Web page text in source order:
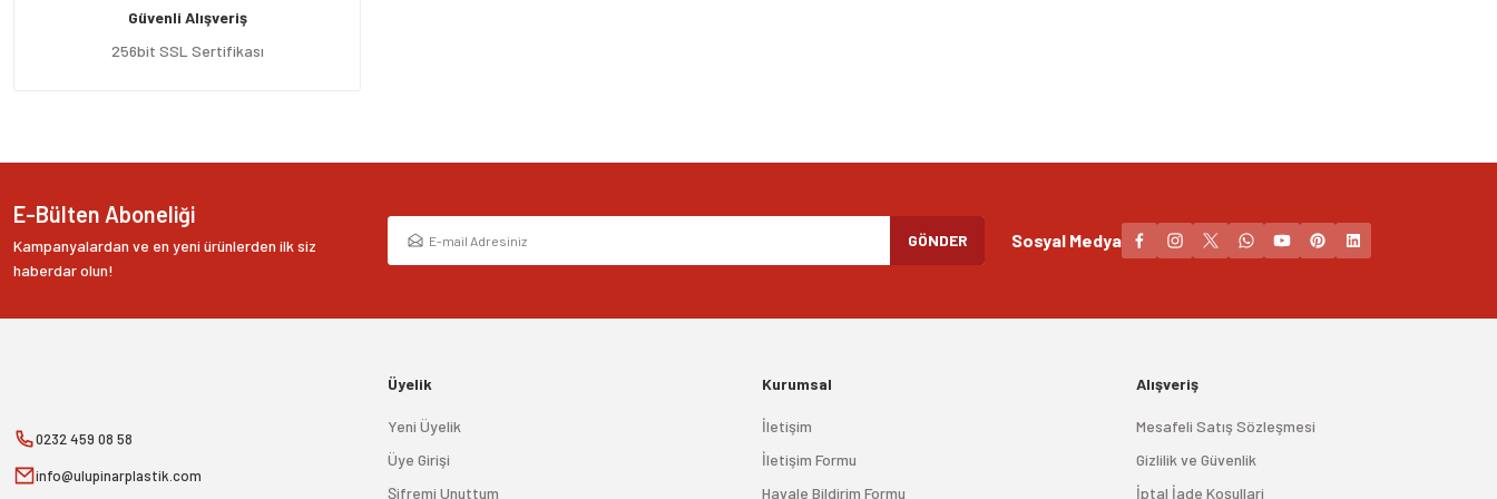
Ürün bilgilerinde hatalar bulunuyor.
Ürün fiyatı diğer sitelerden daha pahalı.
Güvenli Alışveriş
256bit SSL Sertifikası
E-Bülten Aboneliği
Kampanyalardan ve en yeni ürünlerden ilk siz
haberdar olun!
GÖNDER Sosyal Medya
0232 459 08 58
info@ulupinarplastik.com
Üyelik
Yeni Üyelik
Üye Girişi
Şifremi Unuttum
Kurumsal
İletişim
İletişim Formu
Havale Bildirim Formu
Alışveriş
Mesafeli Satış Sözleşmesi
Gizlilik ve Güvenlik
İptal İade Koşullari